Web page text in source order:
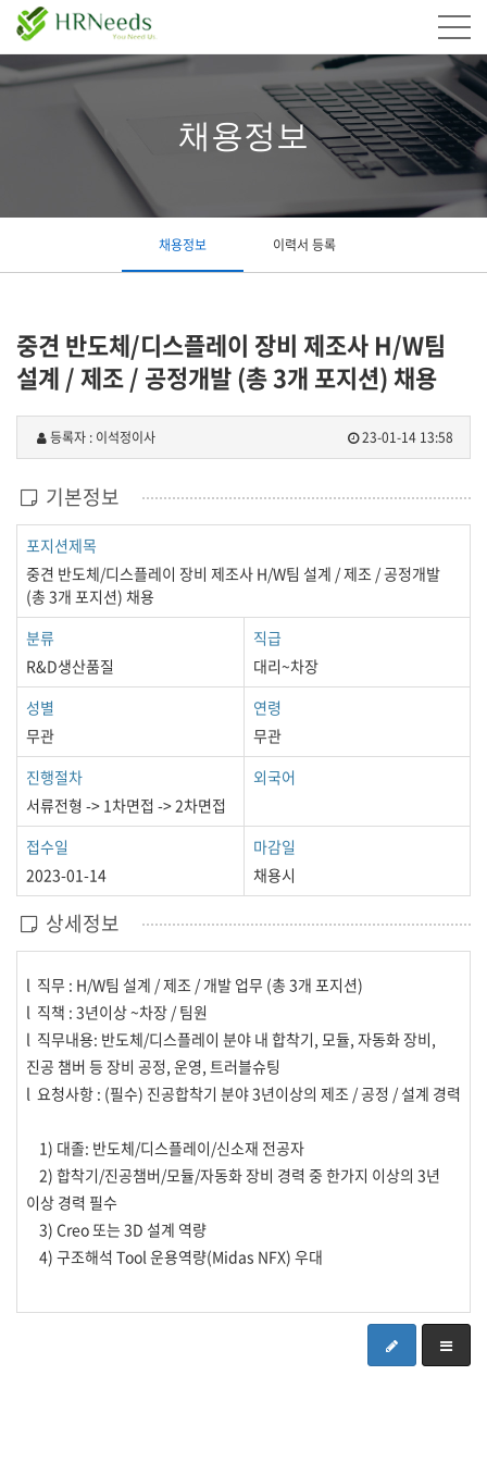
채용정보
채용정보 이력서 등록
중견 반도체/디스플레이 장비 제조사 H/W팀
설계 / 제조 / 공정개발 (총 3개 포지션) 채용
등록자 : 이석정이사 23-01-14 13:58
기본정보
포지션제목
중견 반도체/디스플레이 장비 제조사 H/W팀 설계 / 제조 / 공정개발
(총 3개 포지션) 채용
분류
R&D생산품질
직급
대리~차장
성별
무관
연령
무관
진행절차
서류전형 -> 1차면접 -> 2차면접
외국어
접수일
2023-01-14
마감일
채용시
상세정보
l 직무 : H/W팀 설계 / 제조 / 개발 업무 (총 3개 포지션)
l 직책 : 3년이상 ~차장 / 팀원
l 직무내용: 반도체/디스플레이 분야 내 합착기, 모듈, 자동화 장비,
진공 챔버 등 장비 공정, 운영, 트러블슈팅
l 요청사항 : (필수) 진공합착기 분야 3년이상의 제조 / 공정 / 설계 경력
1) 대졸: 반도체/디스플레이/신소재 전공자
2) 합착기/진공챔버/모듈/자동화 장비 경력 중 한가지 이상의 3년
이상 경력 필수
3) Creo 또는 3D 설계 역량
4) 구조해석 Tool 운용역량(Midas NFX) 우대